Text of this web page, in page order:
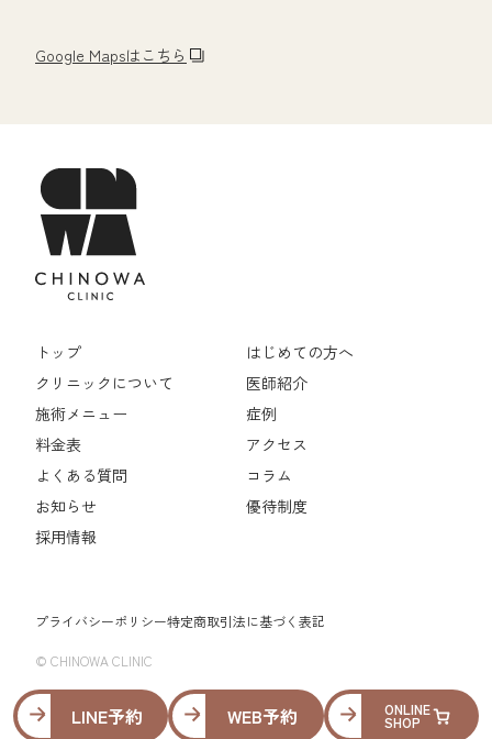
Google Mapsはこちら
トップ
はじめての方へ
クリニックについて
医師紹介
施術メニュー
症例
料金表
アクセス
よくある質問
コラム
お知らせ
優待制度
採用情報
プライバシーポリシー特定商取引法に基づく表記
© CHINOWA CLINIC
LINE予約 WEB予約 ONLINE
SHOP